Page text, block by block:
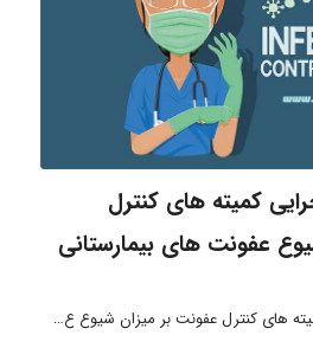
کمیته های کنترل
عفونت های بیمارستانی
های کنترل عفونت بر میزان شیوع ع…